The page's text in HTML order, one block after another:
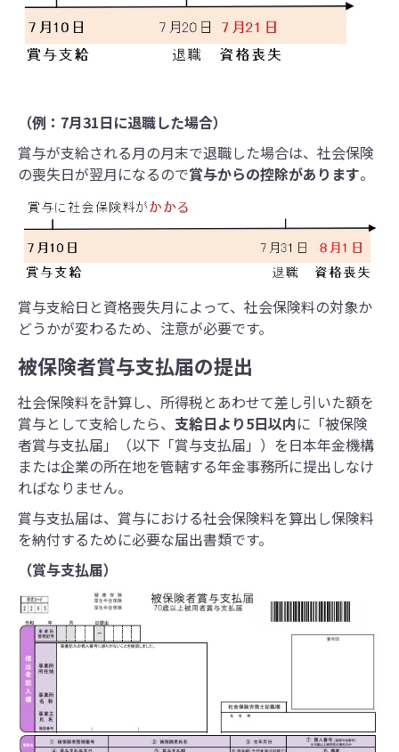
（例：7月31日に退職した場合）
賞与が支給される月の月末で退職した場合は、社会保険
の喪失日が翌月になるので賞与からの控除があります。
賞与支給日と資格喪失月によって、社会保険料の対象か
どうかが変わるため、注意が必要です。
被保険者賞与支払届の提出
社会保険料を計算し、所得税とあわせて差し引いた額を
賞与として支給したら、 支給日より5日以内に「被保険
者賞与支払届」（以下「賞与支払届」）を日本年金機構
または企業の所在地を管轄する年金事務所に提出しなけ
ればなりません。
賞与支払届は、賞与における社会保険料を算出し保険料
を納付するために必要な届出書類です。
（賞与支払届）